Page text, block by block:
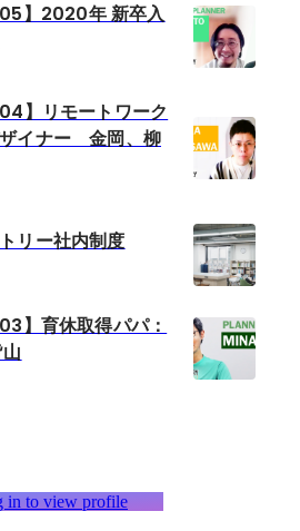
05】2020年 新卒入
04】リモートワーク
イナー 金岡、柳
リー社内制度
】育休取得パパ：
in to view profile